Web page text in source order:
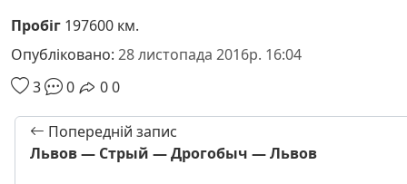
Пробіг 197600 км.
Опубліковано: 28 листопада 2016р. 16:04
3
0 00
Попередній запис
Львов — Стрый — Дрогобыч — Львов